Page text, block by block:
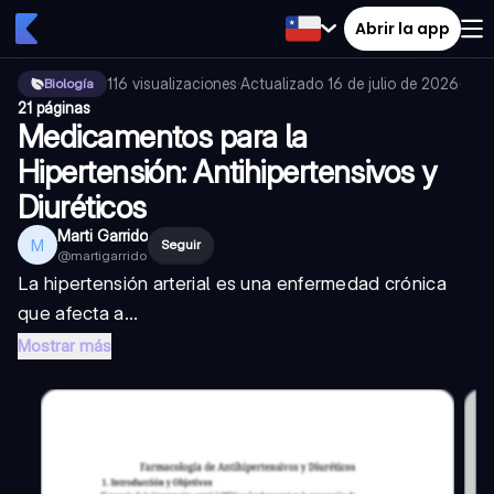
Abrir la app
Biología 116 visualizaciones·Actualizado 16 de julio de 2026·
21 páginas
Medicamentos para la
Hipertensión: Antihipertensivos y
Diuréticos
M Marti Garrido
@martigarrido
Seguir
La hipertensión arterial es una enfermedad crónica
que afecta a...
Mostrar más